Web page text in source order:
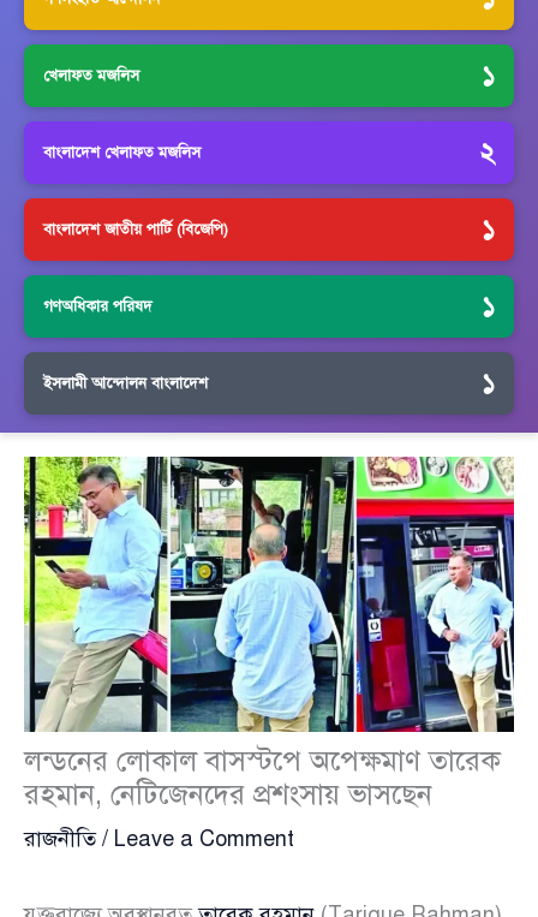
খেলাফত মজলিস ১
বাংলাদেশ খেলাফত মজলিস ২
বাংলাদেশ জাতীয় পার্টি (বিজেপি) ১
গণঅধিকার পরিষদ ১
ইসলামী আন্দোলন বাংলাদেশ ১
লন্ডনের লোকাল বাসস্টপে অপেক্ষমাণ তারেক
রহমান, নেটিজেনদের প্রশংসায় ভাসছেন
রাজনীতি/ Leave a Comment